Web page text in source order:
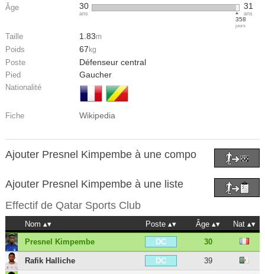
Âge 30
ans
358
jours
31
ans
Taille 1.83m
Poids 67 kg
Poste Défenseur central
Pied Gaucher
Nationalité
Fiche Wikipedia
Ajouter Presnel Kimpembe à une compo
Ajouter Presnel Kimpembe à une liste
Effectif de Qatar Sports Club
Nom Poste Âge
Nat
Presnel Kimpembe
DC 30
Rafik Halliche DC 39